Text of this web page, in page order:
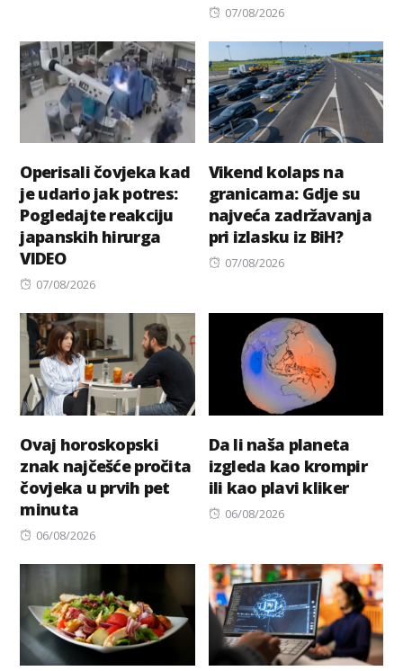
Posted
07/08/2026
Operisali čovjeka kad
je udario jak potres:
Pogledajte reakciju
japanskih hirurga
VIDEO
Posted
07/08/2026
Vikend kolaps na
granicama: Gdje su
najveća zadržavanja
pri izlasku iz BiH?
Posted
07/08/2026
Ovaj horoskopski
znak najčešće pročita
čovjeka u prvih pet
minuta
Posted
06/08/2026
Da li naša planeta
izgleda kao krompir
ili kao plavi kliker
Posted
06/08/2026